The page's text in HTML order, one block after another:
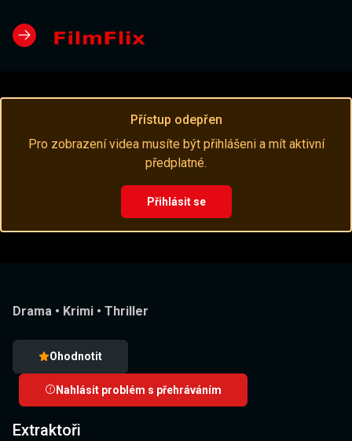
Přístup odepřen
Pro zobrazení videa musíte být přihlášeni a mít aktivní
předplatné.
Přihlásit se
Drama • Krimi • Thriller
Ohodnotit
Nahlásit problém s přehráváním
Extraktoři